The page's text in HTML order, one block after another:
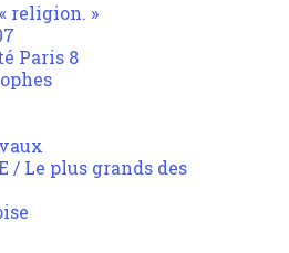
religion. »
Paris 8
/ Le plus grands des